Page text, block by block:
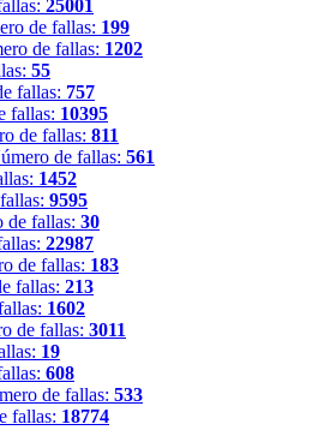
25001
de fallas: 199
de fallas: 1202
55
fallas: 757
fallas: 10395
de fallas: 811
de fallas: 561
1452
9595
de fallas: 30
22987
de fallas: 183
fallas: 213
1602
de fallas: 3011
19
608
de fallas: 533
fallas: 18774